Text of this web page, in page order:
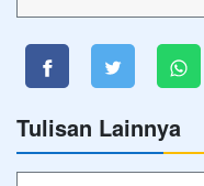
Tulisan Lainnya